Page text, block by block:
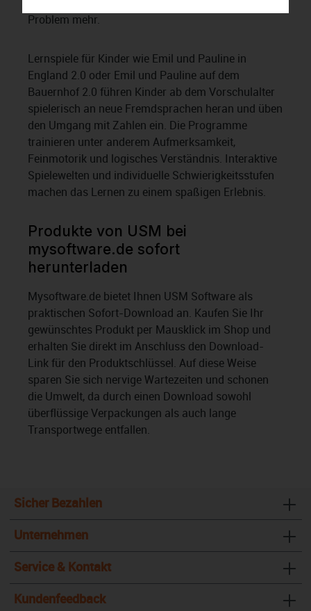
Problem mehr.
Lernspiele für Kinder wie Emil und Pauline in
England 2.0 oder Emil und Pauline auf dem
Bauernhof 2.0 führen Kinder ab dem Vorschulalter
spielerisch an neue Fremdsprachen heran und üben
den Umgang mit Zahlen ein. Die Programme
trainieren unter anderem Aufmerksamkeit,
Feinmotorik und logisches Verständnis. Interaktive
Spielewelten und individuelle Schwierigkeitsstufen
machen das Lernen zu einem spaßigen Erlebnis.
Produkte von USM bei
mysoftware.de sofort
herunterladen
Mysoftware.de bietet Ihnen USM Software als
praktischen Sofort-Download an. Kaufen Sie Ihr
gewünschtes Produkt per Mausklick im Shop und
erhalten Sie direkt im Anschluss den Download-
Link für den Produktschlüssel. Auf diese Weise
sparen Sie sich nervige Wartezeiten und schonen
die Umwelt, da durch einen Download sowohl
überflüssige Verpackungen als auch lange
Transportwege entfallen.
Sicher Bezahlen
Unternehmen
Service & Kontakt
Kundenfeedback